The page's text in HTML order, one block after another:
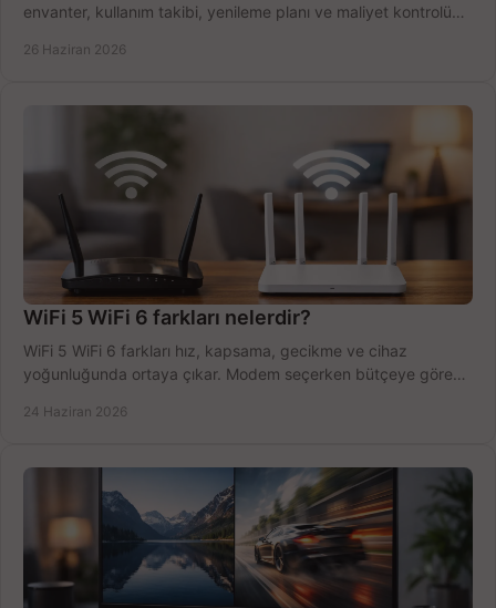
envanter, kullanım takibi, yenileme planı ve maliyet kontrolü
26 Haziran 2026
WiFi 5 WiFi 6 farkları nelerdir?
WiFi 5 WiFi 6 farkları hız, kapsama, gecikme ve cihaz
yoğunluğunda ortaya çıkar. Modem seçerken bütçeye göre
24 Haziran 2026